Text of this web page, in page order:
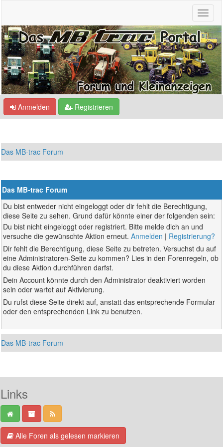
Anmelden Registrieren
Das MB-trac Forum
Das MB-trac Forum
Du bist entweder nicht eingeloggt oder dir fehlt die Berechtigung,
diese Seite zu sehen. Grund dafür könnte einer der folgenden sein:
Du bist nicht eingeloggt oder registriert. Bitte melde dich an und
versuche die gewünschte Aktion erneut.Anmelden | Registrierung?
Dir fehlt die Berechtigung, diese Seite zu betreten. Versuchst du auf
eine Administratoren-Seite zu kommen? Lies in den Forenregeln, ob
du diese Aktion durchführen darfst.
Dein Account könnte durch den Administrator deaktiviert worden
sein oder wartet auf Aktivierung.
Du rufst diese Seite direkt auf, anstatt das entsprechende Formular
oder den entsprechenden Link zu benutzen.
Das MB-trac Forum
Links
Alle Foren als gelesen markieren